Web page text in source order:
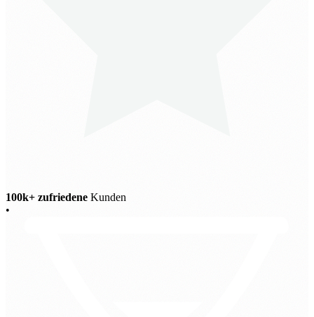
100k+ zufriedene Kunden
•